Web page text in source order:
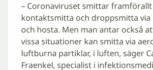
– Coronaviruset smittar
kontaktsmitta och droppsmitta via
och hosta. Men man antar också
vissa situationer kan smitta via
luftburna partiklar, i luften, säger
Fraenkel, specialist i